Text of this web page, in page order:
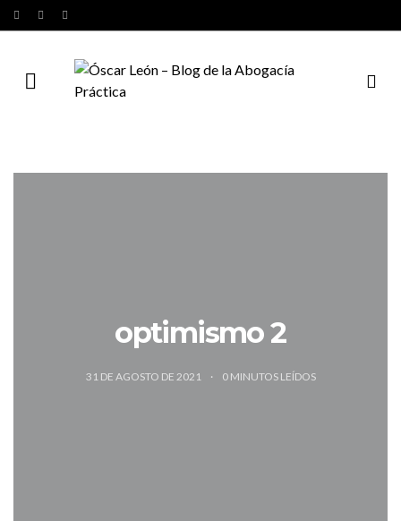
optimismo 2
31 DE AGOSTO DE 2021 0 MINUTOS LEÍDOS